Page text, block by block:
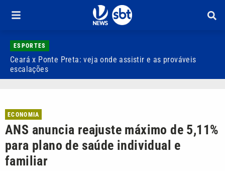
ESPORTES
Ceará x Ponte Preta: veja onde assistir e as prováveis
escalações
ECONOMIA
ANS anuncia reajuste máximo de 5,11%
para plano de saúde individual e
familiar